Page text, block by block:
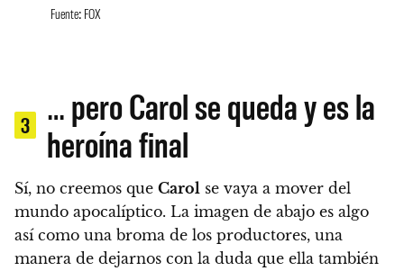
Fuente: FOX
3
… pero Carol se queda y es la
heroína final
Sí, no creemos que Carol se vaya a mover del
mundo apocalíptico. La imagen de abajo es algo
así como una broma de los productores, una
manera de dejarnos con la duda que ella también